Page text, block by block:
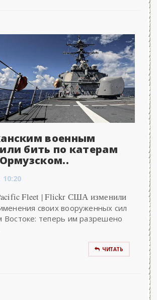
военным
бить по катерам
Fleet | Flickr США изменили
своих вооруженных сил
Востоке: теперь им разрешено
ЧИТАТЬ